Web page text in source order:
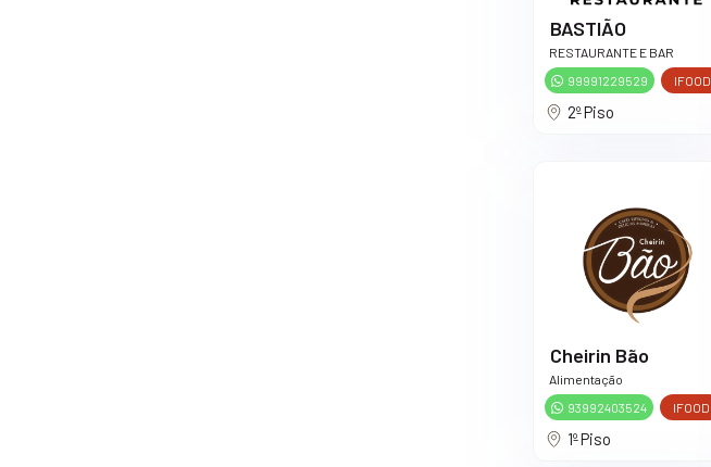
BASTIÃO
RESTAURANTE E BAR
99991229529
IFOOD
2º Piso
Cheirin Bão
Alimentação
93992403524
IFOOD
1º Piso